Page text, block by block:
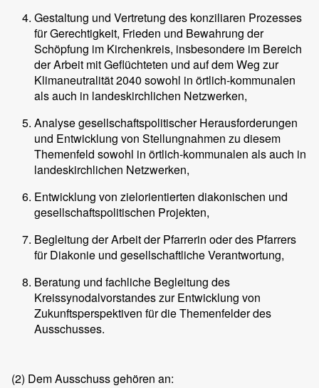
Gestaltung und Vertretung des konziliaren Prozesses
für Gerechtigkeit, Frieden und Bewahrung der
Schöpfung im Kirchenkreis, insbesondere im Bereich
der Arbeit mit Geflüchteten und auf dem Weg zur
Klimaneutralität 2040 sowohl in örtlich-kommunalen
als auch in landeskirchlichen Netzwerken,
Analyse gesellschaftspolitischer Herausforderungen
und Entwicklung von Stellungnahmen zu diesem
Themenfeld sowohl in örtlich-kommunalen als auch in
landeskirchlichen Netzwerken,
Entwicklung von zielorientierten diakonischen und
gesellschaftspolitischen Projekten,
Begleitung der Arbeit der Pfarrerin oder des Pfarrers
für Diakonie und gesellschaftliche Verantwortung,
Beratung und fachliche Begleitung des
Kreissynodalvorstandes zur Entwicklung von
Zukunftsperspektiven für die Themenfelder des
Ausschusses.
(2) Dem Ausschuss gehören an: